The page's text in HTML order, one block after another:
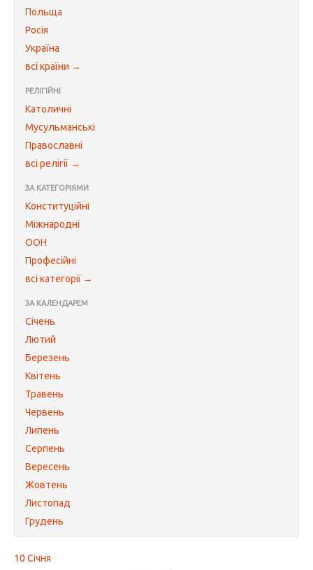
Польща
Росія
Україна
всі країни →
РЕЛІГІЙНІ
Католичні
Мусульманські
Православні
всі релігії →
ЗА КАТЕГОРІЯМИ
Конституційні
Міжнародні
ООН
Професійні
всі категорії →
ЗА КАЛЕНДАРЕМ
Січень
Лютий
Березень
Квітень
Травень
Червень
Липень
Серпень
Вересень
Жовтень
Листопад
Грудень
10 Січня